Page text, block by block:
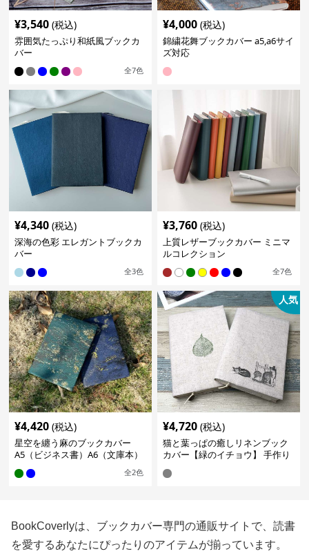
¥3,540 (税込)
雰囲気たっぷり和紙風ブックカ
バー
全7色
¥4,000 (税込)
錦繍花舞ブックカバー a5,a6サイ
ズ対応
¥4,340 (税込)
深海の色彩 エレガントブックカ
バー
全3色
¥3,760 (税込)
上質レザーブックカバー ミニマ
ルコレクション
全7色
¥4,420 (税込)
星空を纏う麻のブックカバー
A5（ビジネス書）A6（文庫本）
全2色
人気
¥4,720 (税込)
猫と葉っぱの癒しリネンブック
カバー【緑のイチョウ】 手作り
BookCoverlyは、ブックカバー専門の通販サイトで、読書
を愛するあなたにぴったりのアイテムが揃っています。